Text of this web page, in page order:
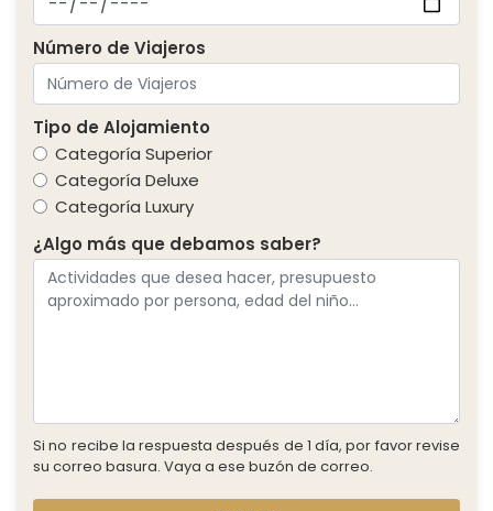
Número de Viajeros
Tipo de Alojamiento
Categoría Superior
Categoría Deluxe
Categoría Luxury
¿Algo más que debamos saber?
Si no recibe la respuesta después de 1 día, por favor revise
su correo basura. Vaya a ese buzón de correo.